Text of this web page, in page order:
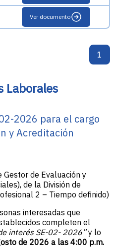
Ver documento
1
Laborales
2026 para el cargo
y Acreditación
de Evaluación y
de la División de
2 – Tiempo definido)
interesadas que
completen el
interés SE-02- 2026”y lo
de 2026 a las 4:00 p.m.